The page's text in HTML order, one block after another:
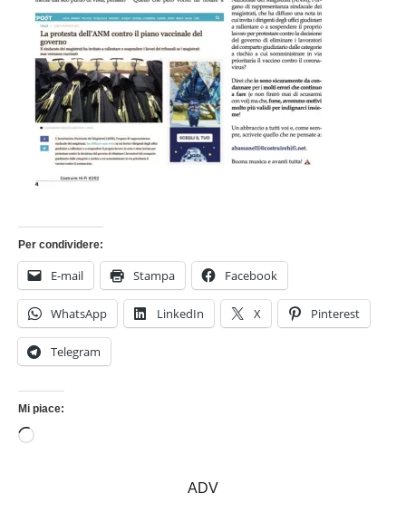
Per condividere:
E-mail Stampa Facebook
WhatsApp LinkedIn X Pinterest
Telegram
Mi piace:
Caricamento
ADV